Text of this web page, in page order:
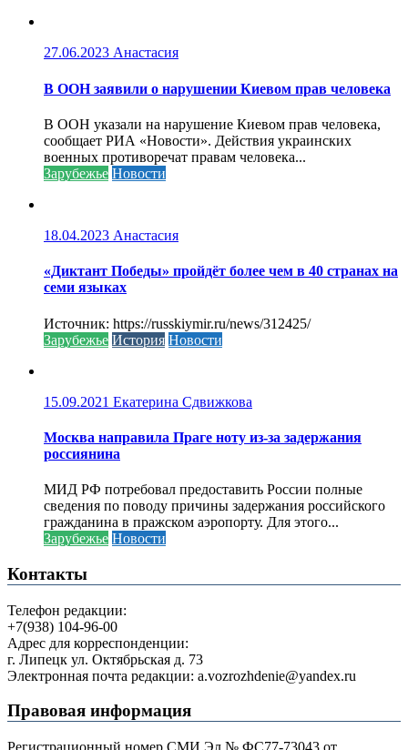
27.06.2023 Анастасия
В ООН заявили о нарушении Киевом прав человека
В ООН указали на нарушение Киевом прав человека,
сообщает РИА «Новости». Действия украинских
военных противоречат правам человека...
Зарубежье Новости
18.04.2023 Анастасия
«Диктант Победы» пройдёт более чем в 40 странах на
семи языках
Источник: https://russkiymir.ru/news/312425/
Зарубежье История Новости
15.09.2021 Екатерина Сдвижкова
Москва направила Праге ноту из-за задержания
россиянина
МИД РФ потребовал предоставить России полные
сведения по поводу причины задержания российского
гражданина в пражском аэропорту. Для этого...
Зарубежье Новости
Контакты
Телефон редакции:
+7(938) 104-96-00
Адрес для корреспонденции:
г. Липецк ул. Октябрьская д. 73
Электронная почта редакции: a.vozrozhdenie@yandex.ru
Правовая информация
Регистрационный номер СМИ Эл № ФС77-73043 от